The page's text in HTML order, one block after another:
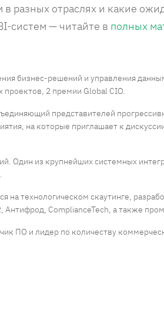
разных отраслях и какие
систем — читайте в полных
бизнес-решений и управления
проектов, 2 премии Global CIO.
представителей
на которые приглашает к
Один из крупнейших системных
на технологическом скаутинге,
Антифрод, ComplianceTech, а также
ПО и лидер по количеству